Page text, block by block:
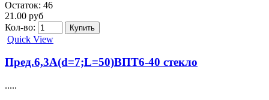
Остаток: 46
21.00 руб
Кол-во:
Quick View
Пред.6,3А(d=7;L=50)ВПТ6-40 стекло
.....